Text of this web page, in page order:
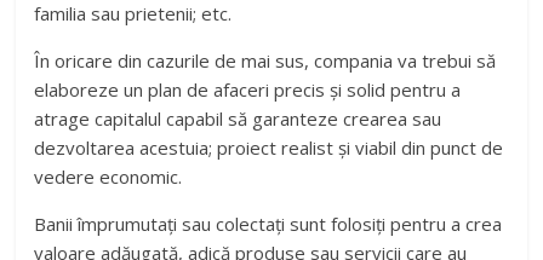
familia sau prietenii; etc.
În oricare din cazurile de mai sus, compania va trebui să
elaboreze un plan de afaceri precis și solid pentru a
atrage capitalul capabil să garanteze crearea sau
dezvoltarea acestuia; proiect realist și viabil din punct de
vedere economic.
Banii împrumutați sau colectați sunt folosiți pentru a crea
valoare adăugată, adică produse sau servicii care au